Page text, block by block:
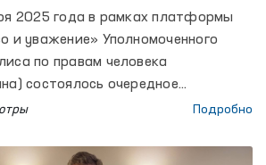
«Мост правовой
2025 года в рамках платформы
и уважение» Уполномоченного
по правам человека
состоялось очередное
«Мост правовой помощи».Подробно